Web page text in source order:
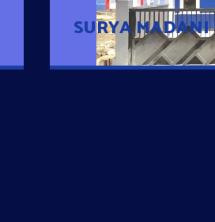
SURYA